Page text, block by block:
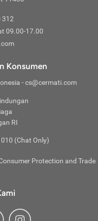
rendah
Jika
Kredit
312
09.00-17.00
Konsumen
- cs@cermati.com
RI
(Chat Only)
Protection and Trade